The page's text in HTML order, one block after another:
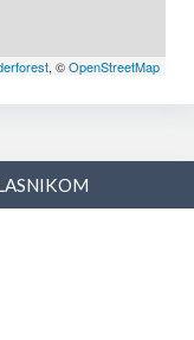
, ©OpenStreetMap